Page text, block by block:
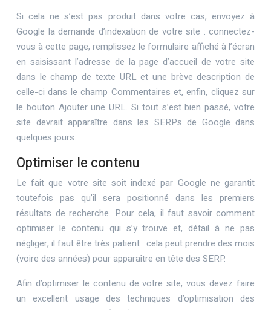
Si cela ne s’est pas produit dans votre cas, envoyez à
Google la demande d’indexation de votre site : connectez-
vous à cette page, remplissez le formulaire affiché à l’écran
en saisissant l’adresse de la page d’accueil de votre site
dans le champ de texte URL et une brève description de
celle-ci dans le champ Commentaires et, enfin, cliquez sur
le bouton Ajouter une URL. Si tout s’est bien passé, votre
site devrait apparaître dans les SERPs de Google dans
quelques jours.
Optimiser le contenu
Le fait que votre site soit indexé par Google ne garantit
toutefois pas qu’il sera positionné dans les premiers
résultats de recherche. Pour cela, il faut savoir comment
optimiser le contenu qui s’y trouve et, détail à ne pas
négliger, il faut être très patient : cela peut prendre des mois
(voire des années) pour apparaître en tête des SERP.
Afin d’optimiser le contenu de votre site, vous devez faire
un excellent usage des techniques d’optimisation des